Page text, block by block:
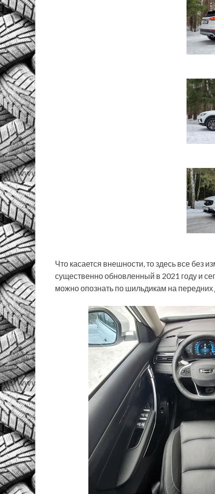
Что касается внешности, то здесь все без
существенно обновленный в 2021 году и
можно опознать по шильдикам на передних